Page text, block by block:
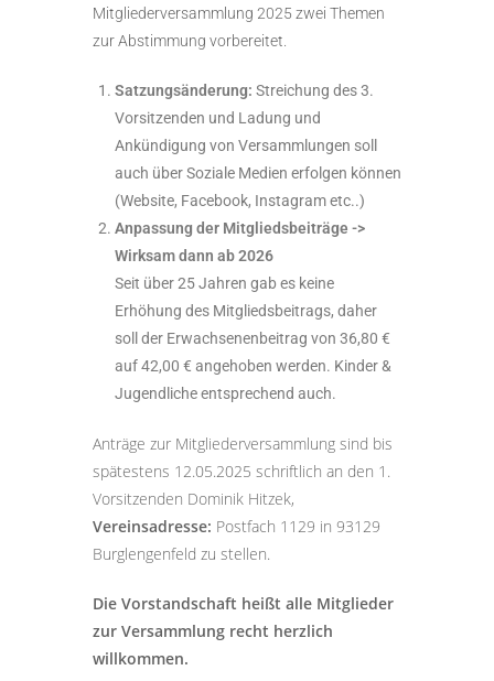
Mitgliederversammlung 2025 zwei Themen
zur Abstimmung vorbereitet.
Satzungsänderung: Streichung des 3.
Vorsitzenden und Ladung und
Ankündigung von Versammlungen soll
auch über Soziale Medien erfolgen können
(Website, Facebook, Instagram etc..)
Anpassung der Mitgliedsbeiträge ->
Wirksam dann ab 2026
Seit über 25 Jahren gab es keine
Erhöhung des Mitgliedsbeitrags, daher
soll der Erwachsenenbeitrag von 36,80 €
auf 42,00 € angehoben werden. Kinder &
Jugendliche entsprechend auch.
Anträge zur Mitgliederversammlung sind bis
spätestens 12.05.2025 schriftlich an den 1.
Vorsitzenden Dominik Hitzek,
Vereinsadresse: Postfach 1129 in 93129
Burglengenfeld zu stellen.
Die Vorstandschaft heißt alle Mitglieder
zur Versammlung recht herzlich
willkommen.